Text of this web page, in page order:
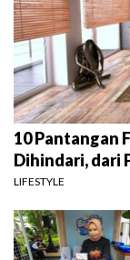
10 Pantangan
Dihindari, dari
LIFESTYLE